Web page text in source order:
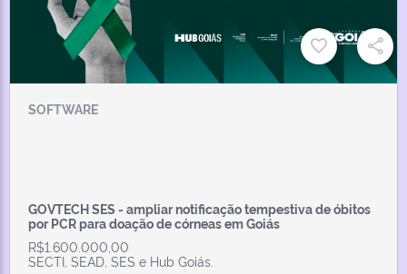
SOFTWARE
GOVTECH SES - ampliar notificação tempestiva de óbitos
por PCR para doação de córneas em Goiás
R$1.600.000,00
SECTI, SEAD, SES e Hub Goiás.